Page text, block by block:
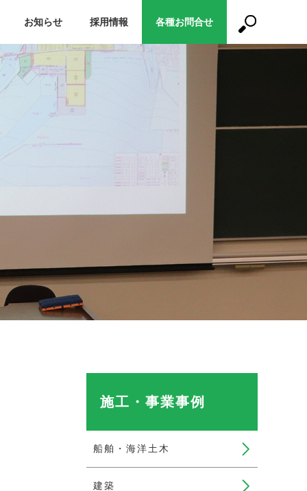
お知らせ 採用情報 各種お問合せ
施工・事業事例
船舶・海洋土木
建築